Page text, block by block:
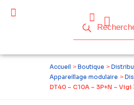
Accueil > Boutique >
Appareillage modulaire >
DT40 – C10A – 3P+N –